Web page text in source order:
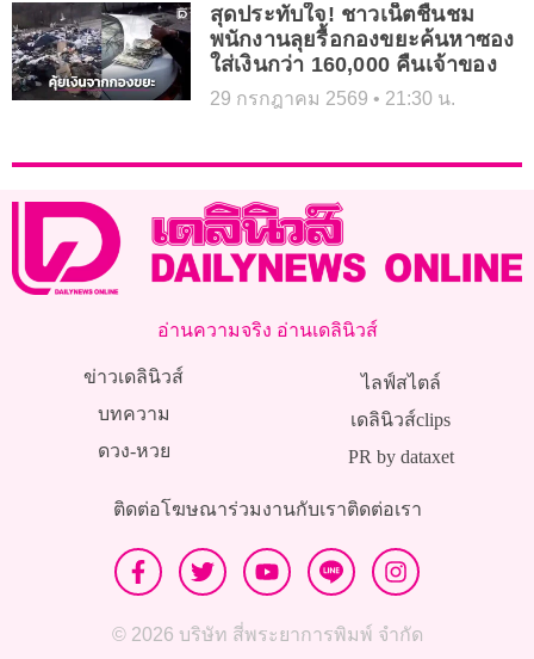
สุดประทับใจ! ชาวเน็ตชื่นชม
พนักงานลุยรื้อกองขยะค้นหาซอง
ใส่เงินกว่า 160,000 คืนเจ้าของ
29 กรกฎาคม 2569 21:30 น.
อ่านความจริง อ่านเดลินิวส์
ข่าวเดลินิวส์
บทความ
ดวง-หวย
ไลฟ์สไตล์
เดลินิวส์clips
PR by dataxet
ติดต่อโฆษณาร่วมงานกับเราติดต่อเรา
© 2026 บริษัท สี่พระยาการพิมพ์ จำกัด